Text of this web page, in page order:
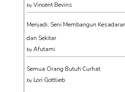
by Vincent Bevins
Menjadi: Seni Membangun
dan Sekitar
by Afutami
Semua Orang Butuh Curhat
by Lori Gottlieb